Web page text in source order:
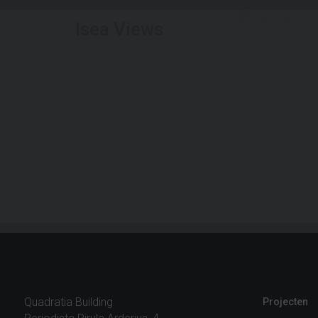
Quadratia Building
Projecten